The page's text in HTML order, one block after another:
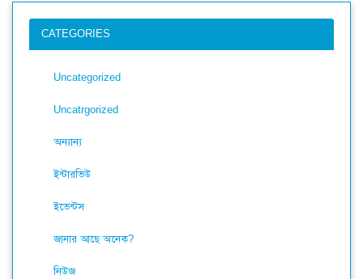
CATEGORIES
Uncategorized
Uncatrgorized
অন্যান্য
ইন্টারভিউ
ইভেন্টস
জানার আছে অনেক?
নিউজ